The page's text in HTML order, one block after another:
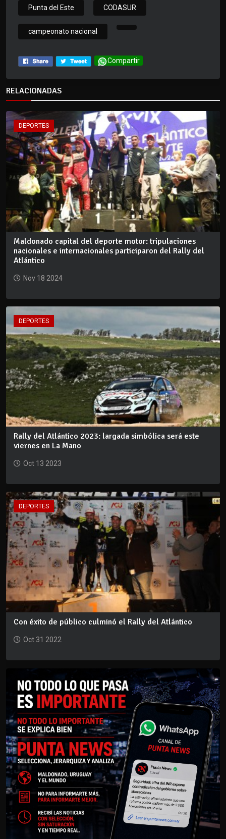
Punta del Este CODASUR
campeonato nacional
Compartir
RELACIONADAS
DEPORTES
Maldonado capital del deporte motor: tripulaciones
nacionales e internacionales participaron del Rally del
Atlántico
Nov 18 2024
DEPORTES
Rally del Atlántico 2023: largada simbólica será este
viernes en La Mano
Oct 13 2023
DEPORTES
Con éxito de público culminó el Rally del Atlántico
Oct 31 2022